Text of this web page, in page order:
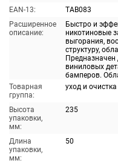
EAN-13:
TAB083
Расширенное
описание:
Быстро и
никотиновые
выгорания,
структуру,
Предназначен
виниловых
бамперов.
Товарная
группа:
уход и очистка
Высота
упаковки,
мм:
235
Длина
упаковки,
мм:
50